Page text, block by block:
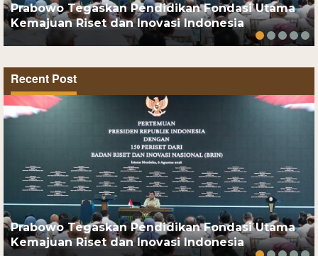
Prabowo Tegaskan Pendidikan Fondasi Utama
Kemajuan Riset dan Inovasi Indonesia
Recent Post
Prabowo Tegaskan Pendidikan Fondasi Utama
Kemajuan Riset dan Inovasi Indonesia